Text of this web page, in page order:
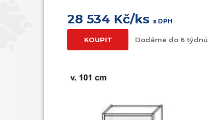
28 534 Kč/ks s DPH
KOUPIT Dodáme do 6 týdnů